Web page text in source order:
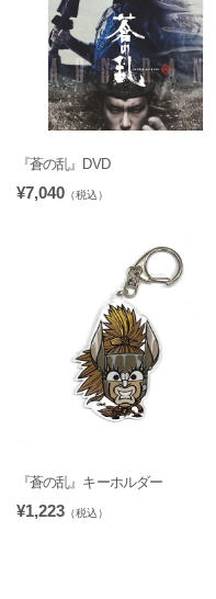
『蒼の乱』DVD
¥7,040 （税込）
『蒼の乱』キーホルダー
¥1,223 （税込）